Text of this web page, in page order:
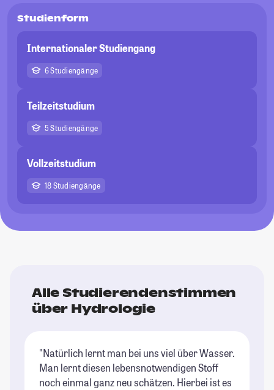
Studienform
Internationaler Studiengang
6 Studiengänge
Teilzeitstudium
5 Studiengänge
Vollzeitstudium
18 Studiengänge
Alle Studierendenstimmen
über Hydrologie
"Natürlich lernt man bei uns viel über Wasser.
Man lernt diesen lebensnotwendigen Stoff
noch einmal ganz neu schätzen. Hierbei ist es